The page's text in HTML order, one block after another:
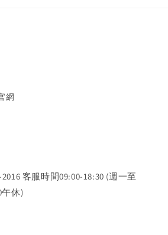
網
客服時間09:00-18:30 (週一至
午休)